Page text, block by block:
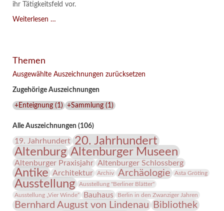
ihr Tätigkeitsfeld vor.
Weiterlesen …
im
des
Lindenau-
Themen
Ausgewählte Auszeichnungen zurücksetzen
Zugehörige Auszeichnungen
+Enteignung(1 ) +Sammlung(1 )
Alle Auszeichnungen (106)
19. Jahrhundert 20. Jahrhundert
Altenburg Altenburger Museen
Altenburger Praxisjahr Altenburger Schlossberg
Antike Architektur Archiv Archäologie Asta Gröting
Ausstellung
Ausstellung "Berliner Blätter"
Ausstellung „Vier Winde“
Bauhaus Berlin in den Zwanziger Jahren
Bernhard August von Lindenau Bibliothek